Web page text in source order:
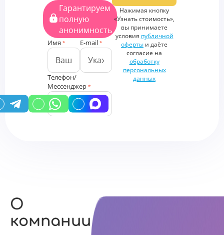
Гарантируем
полную
анонимность
Имя * E-mail *
Телефон/
Мессенджер *
файлы
Дополнительная
информация
Нажимая кнопку
«Узнать стоимость»,
вы принимаете
условия публичной
оферты и даёте
согласие на
обработку
персональных
данных
О
компании